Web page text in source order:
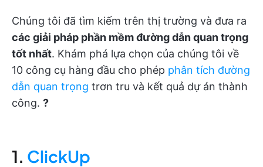
Chúng tôi đã tìm kiếm trên thị trường và đưa ra
các giải pháp phần mềm đường dẫn quan trọng
tốt nhất. Khám phá lựa chọn của chúng tôi về
10 công cụ hàng đầu cho phép phân tích đường
dẫn quan trọng trơn tru và kết quả dự án thành
công. ?
1. ClickUp